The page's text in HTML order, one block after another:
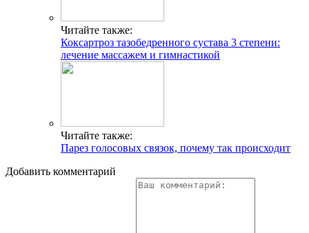
Читайте также:
Коксартроз тазобедренного сустава 3 степени:
лечение массажем и гимнастикой
Читайте также:
Парез голосовых связок, почему так происходит
Добавить комментарий